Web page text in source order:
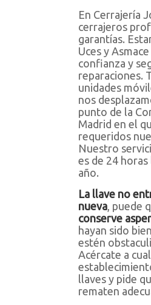
En Cerrajería
cerrajeros
garantías.
Uces y
confianza y
reparaciones.
unidades
nos
punto de la
Madrid en el
requeridos
Nuestro
es de 24
año.
La llave no
nueva , puede
conserve
hayan sido
estén
Acércate a
llaves y pide
rematen